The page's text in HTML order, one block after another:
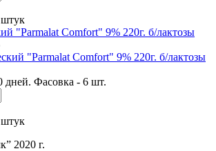
штук
"Parmalat Comfort" 9% 220г. б/лактозы
дней. Фасовка - 6 шт.
штук
2020 г.